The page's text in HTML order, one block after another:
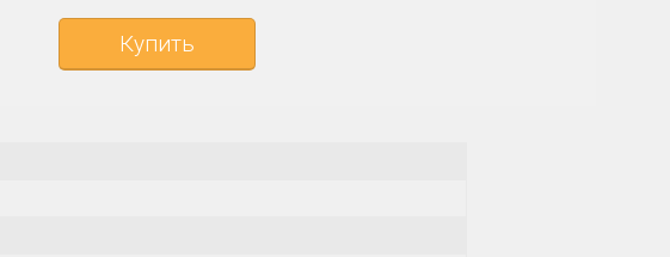
Купить